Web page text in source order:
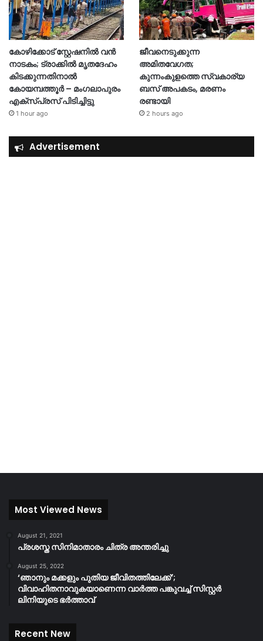
കോഴിക്കോട് സ്റ്റേഷനിൽ വൻ
നാടകം; ട്രാക്കിൽ മൃതദേഹം
കിടക്കുന്നതിനാൽ
കോയമ്പത്തൂർ – മംഗലാപുരം
എക്സ്പ്രസ് പിടിച്ചിട്ടു
1 hour ago
ജീവനെടുക്കുന്ന
അമിതവേഗത;
കുന്നംകുളത്തെ സ്വകാര്യ
ബസ് അപകടം, മരണം
രണ്ടായി
2 hours ago
Advertisement
Most Viewed News
August 21, 2021
പ്രശസ്ത സിനിമാതാരം ചിത്ര അന്തരിച്ചു
August 25, 2022
‘ഞാനും മക്കളും പുതിയ ജീവിതത്തിലേക്ക്’;
വിവാഹിതനാവുകയാണെന്ന വാർത്ത പങ്കുവച്ച് സിസ്റ്റർ
ലിനിയുടെ ഭർത്താവ്
Recent New